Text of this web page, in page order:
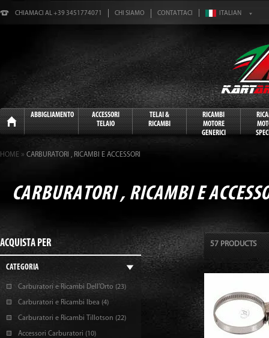
CHIAMACI AL +39 3451774071 CHI SIAMO CONTATTACI
Home
ABBIGLIAMENTO
ACCESSORI
TELAIO
TELAI &
RICAMBI
RICAMBI
MOTORE
GENERICI
HOME » CARBURATORI , RICAMBI E ACCESSORI
CARBURATORI , RICAMBI E
57 PRODUCTS
ACQUISTA PER
CATEGORIA
Carburatori e Ricambi Dell’Orto (23)
Carburatori e Ricambi Ibea (4)
Carburatori e Ricambi Tillotson (22)
Accessori Carburatori (10)